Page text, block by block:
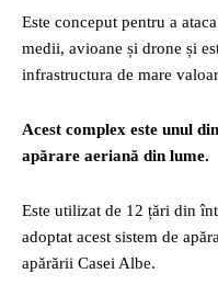
Este conceput pentru a
medii, avioane și drone și
infrastructura de mare
Acest complex este unul
apărare aeriană din lume.
Este utilizat de 12 țări din
adoptat acest sistem de
apărării Casei Albe.